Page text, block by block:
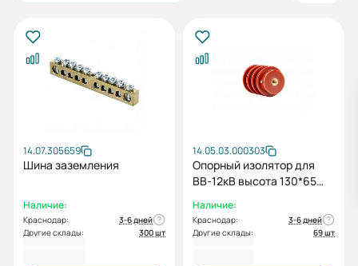
14.07.305659
Шина заземления
Наличие:
Краснодар:
3-6 дней
Другие склады:
300 шт
14.05.03.000303
Опорный изолятор для
ВВ-12кВ высота 130*65
65 мм) (1 шт.)
Наличие:
Краснодар:
3-6 дней
Другие склады:
69 шт